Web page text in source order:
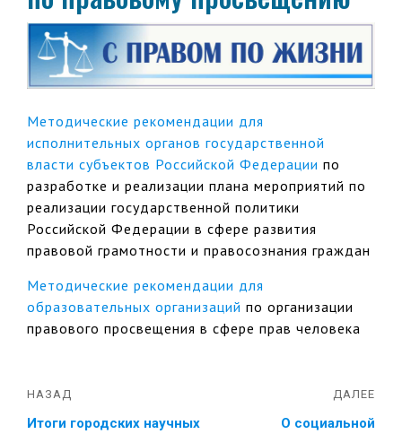
Методические рекомендации для
исполнительных органов государственной
власти субъектов Российской Федерации по
разработке и реализации плана мероприятий по
реализации государственной политики
Российской Федерации в сфере развития
правовой грамотности и правосознания граждан
Методические рекомендации для
образовательных организаций по организации
правового просвещения в сфере прав человека
НАЗАД
Итоги городских научных
ДАЛЕЕ
О социальной